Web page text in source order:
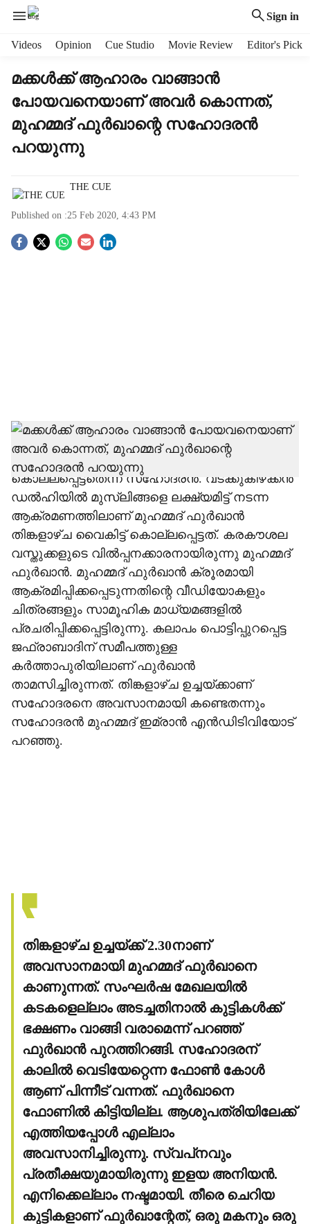
Sign in
Videos Opinion Cue Studio Movie Review Editor's Pick
മക്കള്‍ക്ക് ആഹാരം വാങ്ങാന്‍
പോയവനെയാണ് അവര്‍ കൊന്നത്,
മുഹമ്മദ് ഫുര്‍ഖാന്റെ സഹോദരന്‍
പറയുന്നു
THE CUE
Published on :25 Feb 2020, 4:43 PM
S
h
a
r
e
മക്കള്‍ക്ക് ഭക്ഷണം വാങ്ങാനായി പുറത്തു
പോയപ്പോഴാണ് മുഹമ്മദ് ഫുര്‍ഖാന്‍
കൊല്ലപ്പെട്ടതെന്ന് സഹോദരന്‍. വടക്കുകിഴക്കന്‍
ഡല്‍ഹിയില്‍ മുസ്ലിങ്ങളെ ലക്ഷ്യമിട്ട് നടന്ന
ആക്രമണത്തിലാണ് മുഹമ്മദ് ഫുര്‍ഖാന്‍
തിങ്കളാഴ്ച വൈകിട്ട് കൊല്ലപ്പെട്ടത്. കരകൗശല
വസ്തുക്കളുടെ വില്‍പ്പനക്കാരനായിരുന്നു മുഹമ്മദ്
ഫുര്‍ഖാന്‍. മുഹമ്മദ് ഫുര്‍ഖാന്‍ ക്രൂരമായി
ആക്രമിപ്പിക്കപ്പെടുന്നതിന്റെ വീഡിയോകളും
ചിത്രങ്ങളും സാമൂഹിക മാധ്യമങ്ങളില്‍
പ്രചരിപ്പിക്കപ്പെട്ടിരുന്നു. കലാപം പൊട്ടിപ്പുറപ്പെട്ട
ജഫ്രാബാദിന് സമീപത്തുള്ള
കര്‍ത്താപുരിയിലാണ് ഫുര്‍ഖാന്‍
താമസിച്ചിരുന്നത്. തിങ്കളാഴ്ച ഉച്ചയ്ക്കാണ്
സഹോദരനെ അവസാനമായി കണ്ടെതന്നും
സഹോദരന്‍ മുഹമ്മദ് ഇമ്രാന്‍ എന്‍ഡിടിവിയോട്
പറഞ്ഞു.
തിങ്കളാഴ്ച ഉച്ചയ്ക്ക് 2.30നാണ്
അവസാനമായി മുഹമ്മദ് ഫുര്‍ഖാനെ
കാണുന്നത്. സംഘര്‍ഷ മേഖലയില്‍
കടകളെല്ലാം അടച്ചതിനാല്‍ കുട്ടികള്‍ക്ക്
ഭക്ഷണം വാങ്ങി വരാമെന്ന് പറഞ്ഞ്
ഫുര്‍ഖാന്‍ പുറത്തിറങ്ങി. സഹോദരന്
കാലില്‍ വെടിയേറ്റെന്ന ഫോണ്‍ കോള്‍
ആണ് പിന്നീട് വന്നത്. ഫുര്‍ഖാനെ
ഫോണില്‍ കിട്ടിയില്ല. ആശുപത്രിയിലേക്ക്
എത്തിയപ്പോള്‍ എല്ലാം
അവസാനിച്ചിരുന്നു. സ്വപ്‌നവും
പ്രതീക്ഷയുമായിരുന്നു ഇളയ അനിയന്‍.
എനിക്കെല്ലാം നഷ്ടമായി. തീരെ ചെറിയ
കുട്ടികളാണ് ഫുര്‍ഖാന്റേത്, ഒരു മകനും ഒരു